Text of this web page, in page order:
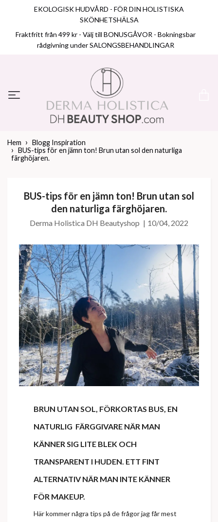
EKOLOGISK HUDVÅRD - FÖR DIN HOLISTISKA
SKÖNHETSHÄLSA
Fraktfritt från 499 kr - Välj till BONUSGÅVOR - Bokningsbar
rådgivning under SALONGSBEHANDLINGAR
Hem
Blogg Inspiration
BUS-tips för en jämn ton! Brun utan sol den naturliga
färghöjaren.
BUS-tips för en jämn ton! Brun utan sol
den naturliga färghöjaren.
Derma Holistica DH Beautyshop | 10/04, 2022
BRUN UTAN SOL, FÖRKORTAS BUS, EN
NATURLIG FÄRGGIVARE NÄR MAN
KÄNNER SIG LITE BLEK OCH
TRANSPARENT I HUDEN. ETT FINT
ALTERNATIV NÄR MAN INTE KÄNNER
FÖR MAKEUP.
Här kommer några tips på de frågor jag får mest